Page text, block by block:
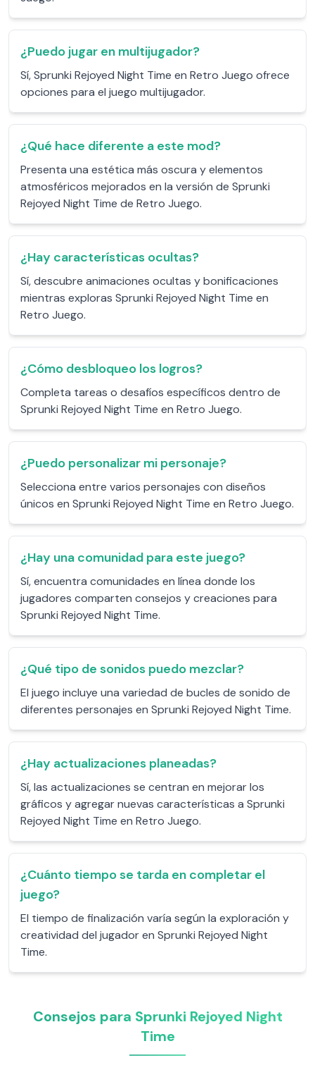
¿Puedo jugar en multijugador?
Sí, Sprunki Rejoyed Night Time en Retro Juego ofrece
opciones para el juego multijugador.
¿Qué hace diferente a este mod?
Presenta una estética más oscura y elementos
atmosféricos mejorados en la versión de Sprunki
Rejoyed Night Time de Retro Juego.
¿Hay características ocultas?
Sí, descubre animaciones ocultas y bonificaciones
mientras exploras Sprunki Rejoyed Night Time en
Retro Juego.
¿Cómo desbloqueo los logros?
Completa tareas o desafíos específicos dentro de
Sprunki Rejoyed Night Time en Retro Juego.
¿Puedo personalizar mi personaje?
Selecciona entre varios personajes con diseños
únicos en Sprunki Rejoyed Night Time en Retro Juego.
¿Hay una comunidad para este juego?
Sí, encuentra comunidades en línea donde los
jugadores comparten consejos y creaciones para
Sprunki Rejoyed Night Time.
¿Qué tipo de sonidos puedo mezclar?
El juego incluye una variedad de bucles de sonido de
diferentes personajes en Sprunki Rejoyed Night Time.
¿Hay actualizaciones planeadas?
Sí, las actualizaciones se centran en mejorar los
gráficos y agregar nuevas características a Sprunki
Rejoyed Night Time en Retro Juego.
¿Cuánto tiempo se tarda en completar el
juego?
El tiempo de finalización varía según la exploración y
creatividad del jugador en Sprunki Rejoyed Night
Time.
Consejos para Sprunki Rejoyed Night
Time